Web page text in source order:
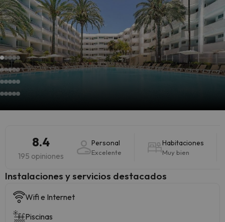
8.4
195 opiniones
Personal
Excelente
Habitaciones
Muy bien
Instalaciones y servicios destacados
Wifi e Internet
Piscinas